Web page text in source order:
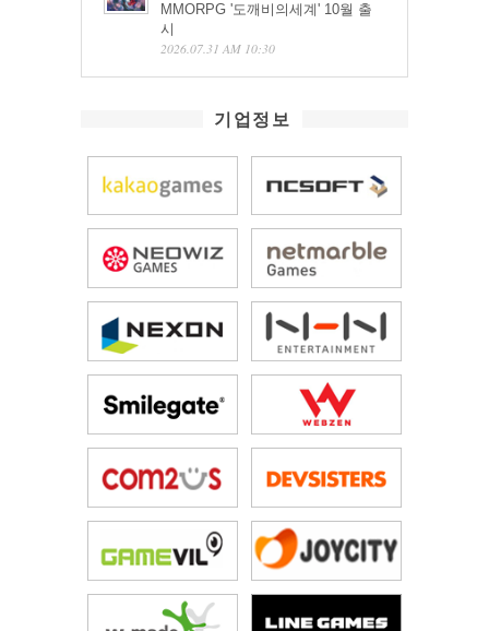
MMORPG '도깨비의세계' 10월 출
시
2026.07.31 AM 10:30
기업정보